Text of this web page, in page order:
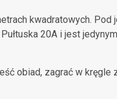
kwadratowych. Pod
20A i jest
obiad, zagrać w kręgle